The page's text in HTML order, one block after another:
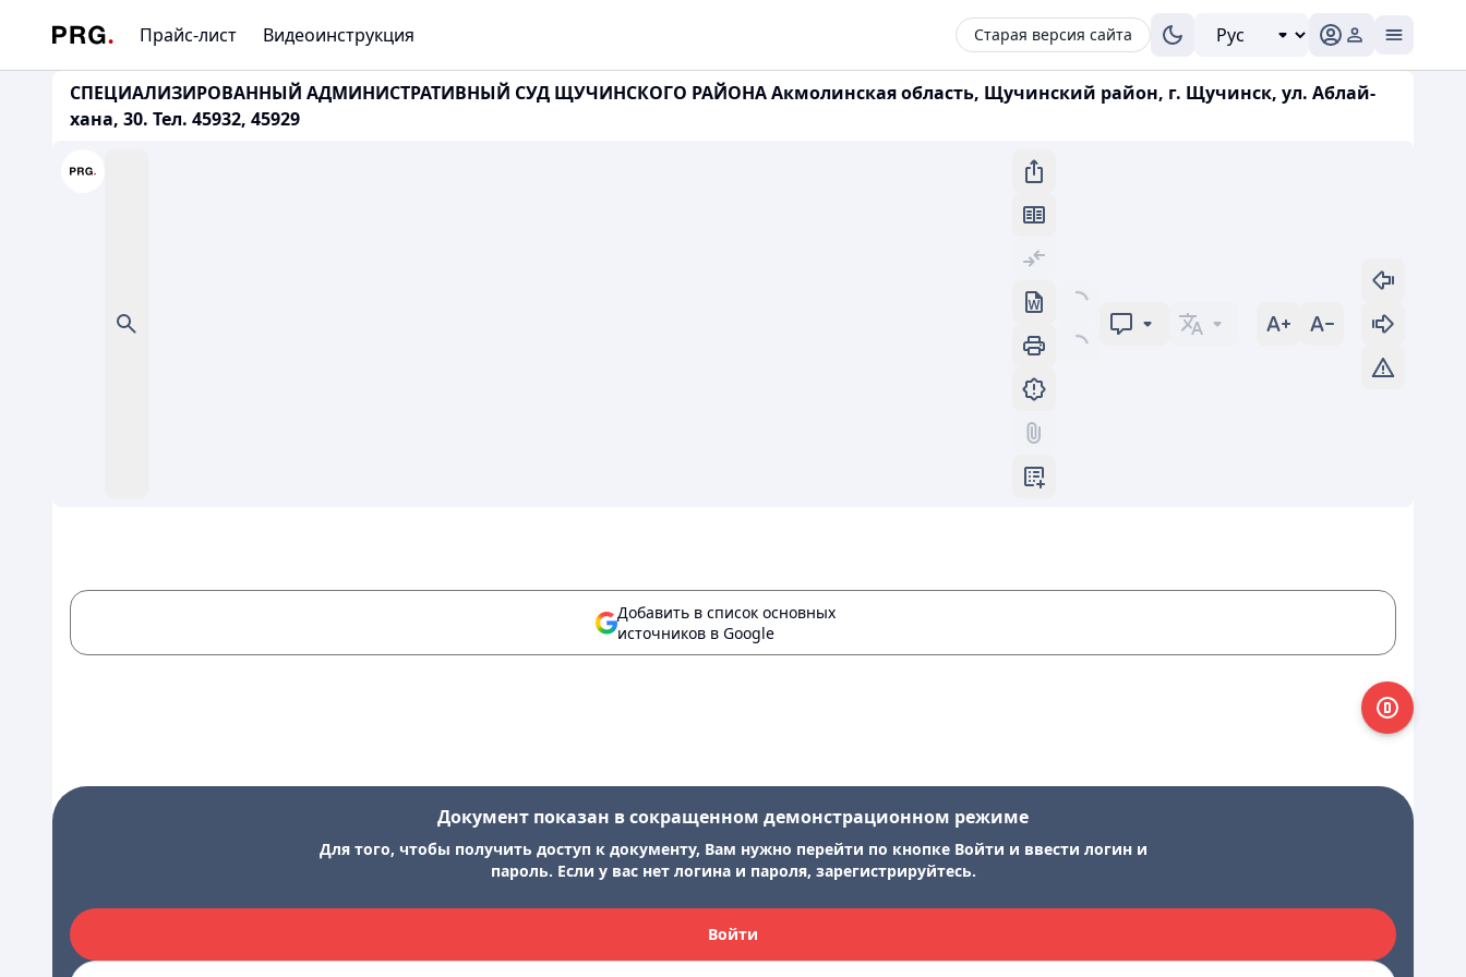
Прайс-лист Видеоинструкция Старая версия сайта
СПЕЦИАЛИЗИРОВАННЫЙ АДМИНИСТРАТИВНЫЙ СУД ЩУЧИНСКОГО РАЙОНА Акмолинская область, Щучинский район, г. Щучинск, ул. Аблай-
хана, 30. Тел. 45932, 45929
Добавить в список основных
источников в Google
Документ показан в сокращенном демонстрационном режиме
Для того, чтобы получить доступ к документу, Вам нужно перейти по кнопке Войти и ввести логин и
пароль. Если у вас нет логина и пароля, зарегистрируйтесь.
Войти